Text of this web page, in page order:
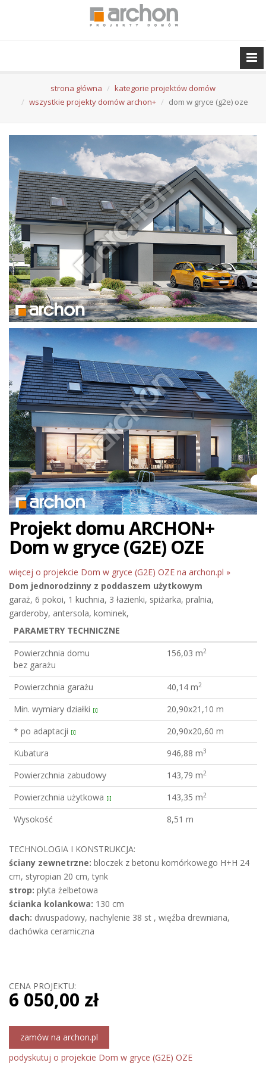
strona główna
kategorie projektów domów
wszystkie projekty domów archon+
dom w gryce (g2e) oze
Projekt domu ARCHON+
Dom w gryce (G2E) OZE
więcej o projekcie Dom w gryce (G2E) OZE na archon.pl »
Dom jednorodzinny z poddaszem użytkowym
garaż, 6 pokoi, 1 kuchnia, 3 łazienki, spiżarka, pralnia,
garderoby, antersola, kominek,
PARAMETRY TECHNICZNE
Powierzchnia domu
bez garażu
156,03 m2
Powierzchnia garażu 40,14 m2
Min. wymiary działki [i]
20,90x21,10 m
* po adaptacji [i]
20,90x20,60 m
Kubatura
946,88 m3
Powierzchnia zabudowy 143,79 m2
Powierzchnia użytkowa [i] 143,35 m2
Wysokość 8,51 m
TECHNOLOGIA I KONSTRUKCJA:
ściany zewnetrzne: bloczek z betonu komórkowego H+H 24
cm, styropian 20 cm, tynk
strop: płyta żelbetowa
ścianka kolankowa: 130 cm
dach: dwuspadowy, nachylenie 38 st , więźba drewniana,
dachówka ceramiczna
CENA PROJEKTU:
6 050,00 zł
zamów na archon.pl
podyskutuj o projekcie Dom w gryce (G2E) OZE